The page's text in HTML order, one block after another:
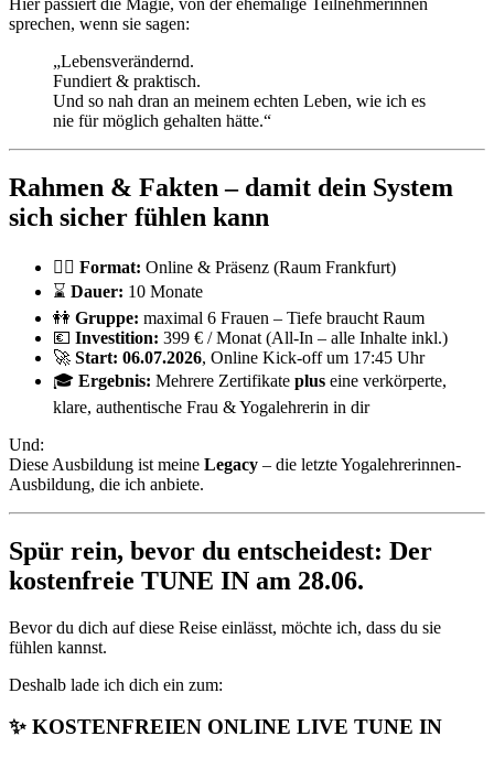
Hier passiert die Magie, von der ehemalige Teilnehmerinnen
sprechen, wenn sie sagen:
„Lebensverändernd.
Fundiert & praktisch.
Und so nah dran an meinem echten Leben, wie ich es
nie für möglich gehalten hätte.“
Rahmen & Fakten – damit dein System
sich sicher fühlen kann
🧘‍♀️ Format: Online & Präsenz (Raum Frankfurt)
⌛️ Dauer: 10 Monate
👭 Gruppe: maximal 6 Frauen – Tiefe braucht Raum
💶 Investition: 399 € / Monat (All-In – alle Inhalte inkl.)
🚀 Start: 06.07.2026, Online Kick-off um 17:45 Uhr
🎓 Ergebnis: Mehrere Zertifikate plus eine verkörperte,
klare, authentische Frau & Yogalehrerin in dir
Und:
Diese Ausbildung ist meine Legacy – die letzte Yogalehrerinnen-
Ausbildung, die ich anbiete.
Spür rein, bevor du entscheidest: Der
kostenfreie TUNE IN am 28.06.
Bevor du dich auf diese Reise einlässt, möchte ich, dass du sie
fühlen kannst.
Deshalb lade ich dich ein zum:
✨ KOSTENFREIEN ONLINE LIVE TUNE IN